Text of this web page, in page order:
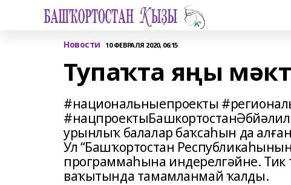
Новости 10 ФЕВРАЛЯ 2020, 06:15
Тупаҡта яңы
#национальныепроекты
урынлыҡ балалар баҡсаһын да
Ул “Башҡортостан
программаһына индерелгәйне. Тик
ваҡытында тамамланмай ҡалды.